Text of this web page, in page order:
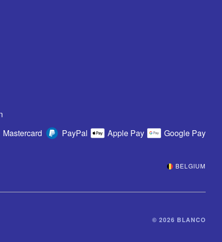
Mastercard
PayPal Apple Pay Google Pay
BELGIUM
© 2026 BLANCO